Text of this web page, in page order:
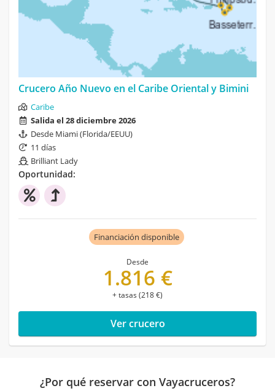
Crucero Año Nuevo en el Caribe Oriental y Bimini
Caribe
Salida el 28 diciembre 2026
Desde Miami (Florida/EEUU)
11 días
Brilliant Lady
Oportunidad:
Financiación disponible
Desde
1.816 €
+ tasas (218 €)
Ver crucero
¿Por qué reservar con Vayacruceros?